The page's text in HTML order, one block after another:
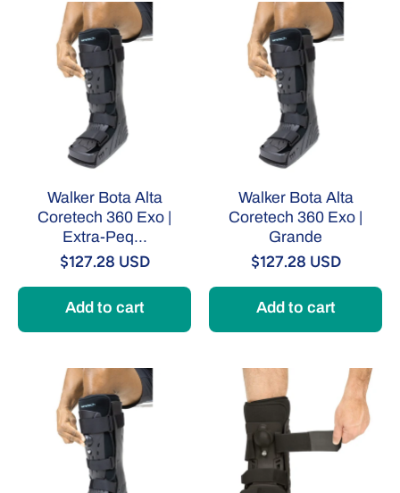
Walker Bota Alta
Coretech 360 Exo |
Extra-Peq...
$127.28 USD
Add to cart
Walker Bota Alta
Coretech 360 Exo |
Grande
$127.28 USD
Add to cart